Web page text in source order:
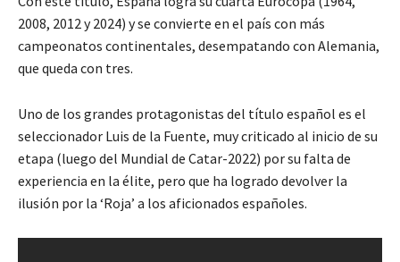
2008, 2012 y 2024) y se convierte en el país con más
campeonatos continentales, desempatando con Alemania,
que queda con tres.
Uno de los grandes protagonistas del título español es el
seleccionador Luis de la Fuente, muy criticado al inicio de su
etapa (luego del Mundial de Catar-2022) por su falta de
experiencia en la élite, pero que ha logrado devolver la
ilusión por la ‘Roja’ a los aficionados españoles.